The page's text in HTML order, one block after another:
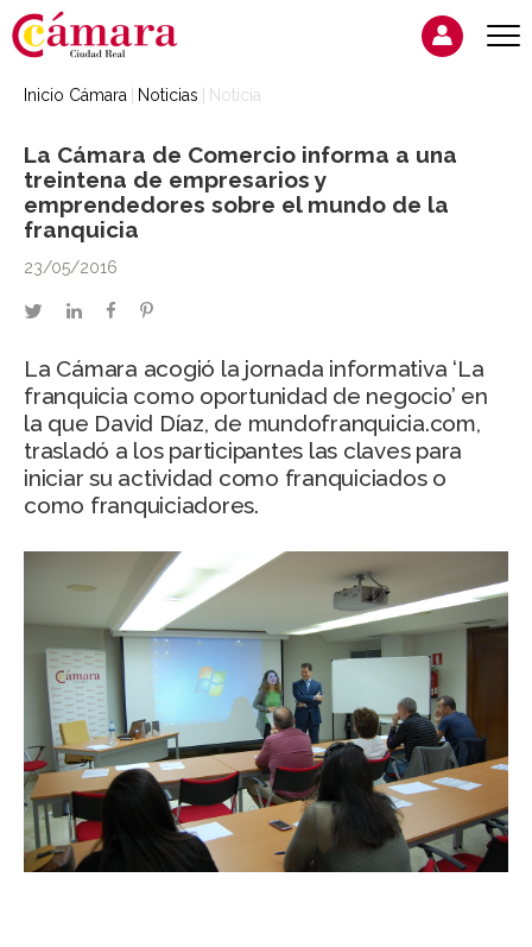
Inicio Cámara Noticias Noticia
La Cámara de Comercio informa a una
treintena de empresarios y
emprendedores sobre el mundo de la
franquicia
23/05/2016
twitterlinkedinfacebookpinterest
La Cámara acogió la jornada informativa ‘La
franquicia como oportunidad de negocio’ en
la que David Díaz, de mundofranquicia.com,
trasladó a los participantes las claves para
iniciar su actividad como franquiciados o
como franquiciadores.